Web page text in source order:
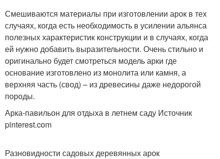
Смешиваются материалы при изготовлении арок в тех
случаях, когда есть необходимость в усилении альянса
полезных характеристик конструкции и в случаях, когда
ей нужно добавить выразительности. Очень стильно и
оригинально будет смотреться модель арки где
основание изготовлено из монолита или камня, а
верхняя часть (свод) – из древесины даже недорогой
породы.
Арка-павильон для отдыха в летнем саду Источник
pinterest.com
Разновидности садовых деревянных арок